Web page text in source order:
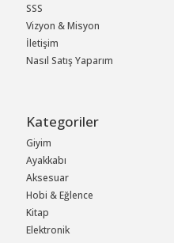
SSS
Vizyon & Misyon
İletişim
Nasıl Satış Yaparım
Kategoriler
Giyim
Ayakkabı
Aksesuar
Hobi & Eğlence
Kitap
Elektronik